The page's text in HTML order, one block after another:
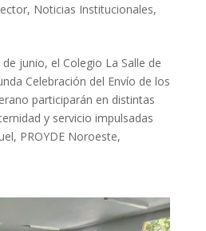
, Noticias Institucionales,
junio, el Colegio La Salle de
Celebración del Envío de los
participarán en distintas
y servicio impulsadas
PROYDE Noroeste,